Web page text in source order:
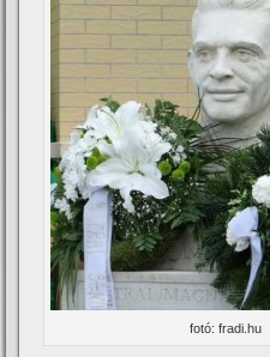
fotó: fradi.hu